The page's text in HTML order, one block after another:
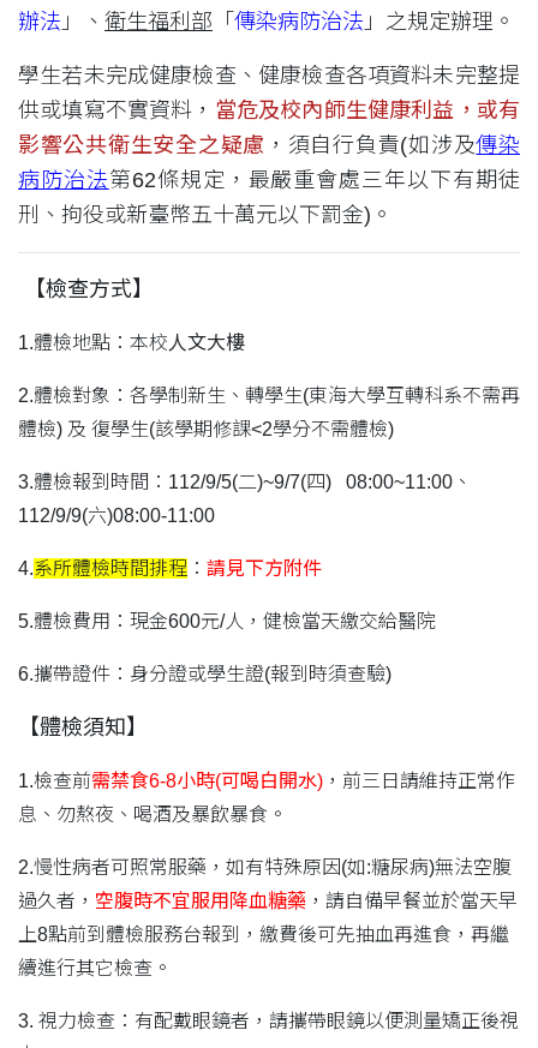
辦法 」、 衛生福利部 「 傳染病防治法 」之規定辦理。
學生若未完成健康檢查、健康檢查各項資料未完整提
供或填寫不實資料， 當危及校內師生健康利益，或有
影響公共衛生安全之疑慮 ，須自行負責(如涉及傳染
病防治法第62條規定，最嚴重會處三年以下有期徒
刑、拘役或新臺幣五十萬元以下罰金)。
【檢查方式】
1.體檢地點：本校 人文大樓
2.體檢對象：各學制新生、轉學生(東海大學互轉科系不需再
體檢) 及 復學生(該學期修課<2學分不需體檢)
3.體檢報到時間：112/9/5(二)~9/7(四) 08:00~11:00、
112/9/9(六)08:00-11:00
4.系所體檢時間排程 ： 請見下方附件
5.體檢費用：現金600元/人，健檢當天繳交給醫院
6.攜帶證件：身分證或學生證(報到時須查驗)
【體檢須知】
1.檢查前需禁食6-8小時(可喝白開水) ，前三日請維持正常作
息、勿熬夜、喝酒及暴飲暴食。
2.慢性病者可照常服藥，如有特殊原因(如:糖尿病)無法空腹
過久者， 空腹時不宜服用降血糖藥 ，請自備早餐並於當天早
上8點前到體檢服務台報到，繳費後可先抽血再進食，再繼
續進行其它檢查。
3. 視力檢查：有配戴眼鏡者，請攜帶眼鏡以便測量矯正後視